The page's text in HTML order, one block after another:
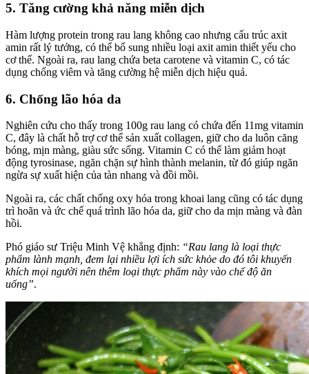
5. Tăng cường khả năng miễn dịch
Hàm lượng protein trong rau lang không cao nhưng cấu trúc axit
amin rất lý tưởng, có thể bổ sung nhiều loại axit amin thiết yếu cho
cơ thể. Ngoài ra, rau lang chứa beta carotene và vitamin C, có tác
dụng chống viêm và tăng cường hệ miễn dịch hiệu quả.
6. Chống lão hóa da
Nghiên cứu cho thấy trong 100g rau lang có chứa đến 11mg vitamin
C, đây là chất hỗ trợ cơ thể sản xuất collagen, giữ cho da luôn căng
bóng, mịn màng, giàu sức sống. Vitamin C có thể làm giảm hoạt
động tyrosinase, ngăn chặn sự hình thành melanin, từ đó giúp ngăn
ngừa sự xuất hiện của tàn nhang và đồi mồi.
Ngoài ra, các chất chống oxy hóa trong khoai lang cũng có tác dụng
trì hoãn và ức chế quá trình lão hóa da, giữ cho da mịn màng và đàn
hồi.
Phó giáo sư Triệu Minh Vệ khẳng định: “Rau lang là loại thực
phẩm lành mạnh, đem lại nhiều lợi ích sức khỏe do đó tôi khuyến
khích mọi người nên thêm loại thực phẩm này vào chế độ ăn
uống”.